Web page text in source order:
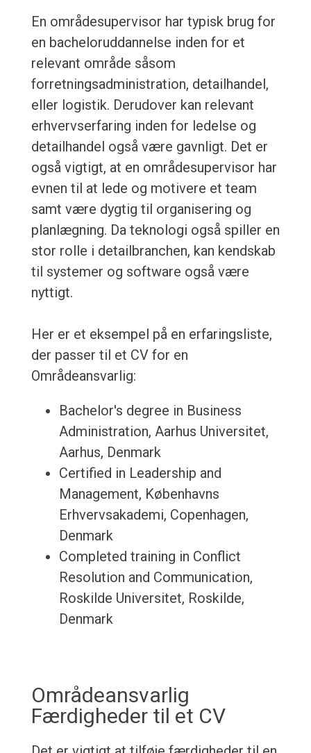
En områdesupervisor har typisk brug for
en bacheloruddannelse inden for et
relevant område såsom
forretningsadministration, detailhandel,
eller logistik. Derudover kan relevant
erhvervserfaring inden for ledelse og
detailhandel også være gavnligt. Det er
også vigtigt, at en områdesupervisor har
evnen til at lede og motivere et team
samt være dygtig til organisering og
planlægning. Da teknologi også spiller en
stor rolle i detailbranchen, kan kendskab
til systemer og software også være
nyttigt.
Her er et eksempel på en erfaringsliste,
der passer til et CV for en
Områdeansvarlig:
Bachelor's degree in Business
Administration, Aarhus Universitet,
Aarhus, Denmark
Certified in Leadership and
Management, Københavns
Erhvervsakademi, Copenhagen,
Denmark
Completed training in Conflict
Resolution and Communication,
Roskilde Universitet, Roskilde,
Denmark
Områdeansvarlig
Færdigheder til et CV